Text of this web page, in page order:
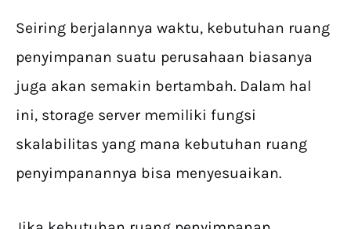
Seiring berjalannya waktu, kebutuhan ruang
penyimpanan suatu perusahaan biasanya
juga akan semakin bertambah. Dalam hal
ini, storage server memiliki fungsi
skalabilitas yang mana kebutuhan ruang
penyimpanannya bisa menyesuaikan.